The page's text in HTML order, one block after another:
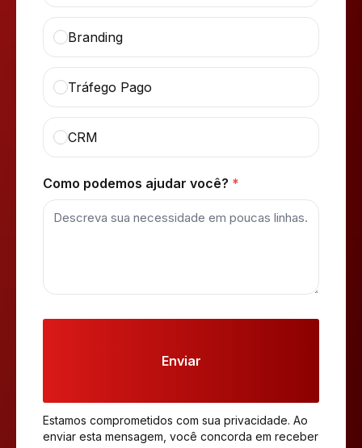
Branding
Tráfego Pago
CRM
Como podemos ajudar você? *
Enviar
Estamos comprometidos com sua privacidade. Ao
enviar esta mensagem, você concorda em receber